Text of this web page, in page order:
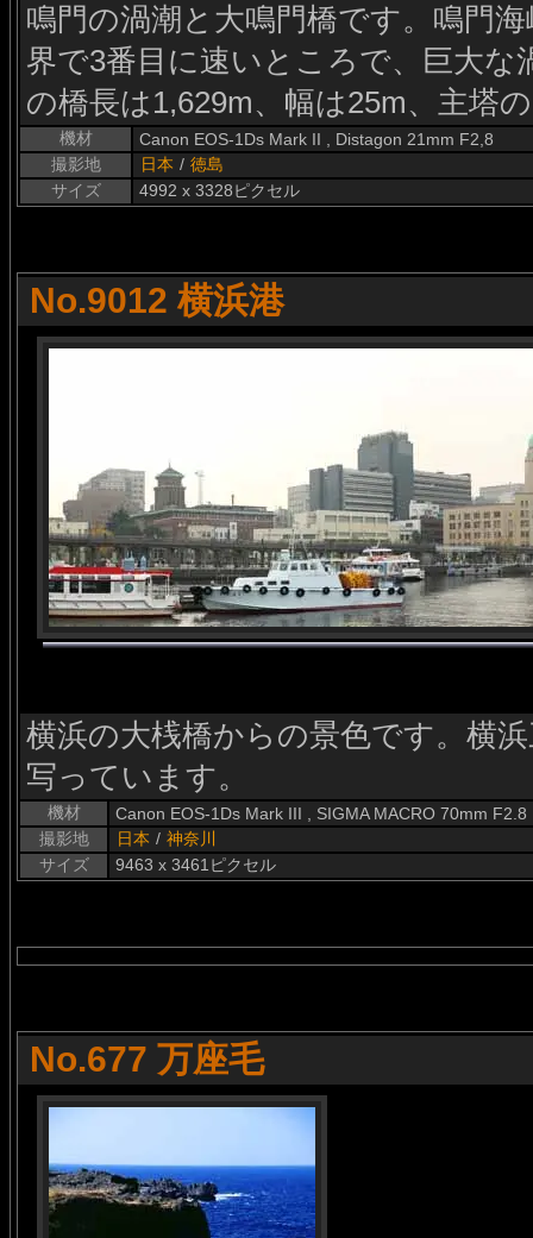
鳴門の渦潮と大鳴門橋です。鳴門
界で3番目に速いところで、巨大な
の橋長は1,629m、幅は25m、主塔
機材
Canon EOS-1Ds Mark II , Distagon 21mm F2,8
撮影地
日本 / 徳島
サイズ
4992 x 3328ピクセル
No.9012 横浜港
横浜の大桟橋からの景色です。横
写っています。
機材
Canon EOS-1Ds Mark III , SIGMA MACRO 70mm F2.8
撮影地
日本 / 神奈川
サイズ
9463 x 3461ピクセル
No.677 万座毛